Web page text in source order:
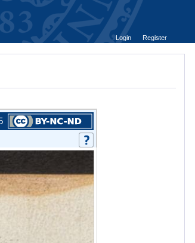
Login
Register